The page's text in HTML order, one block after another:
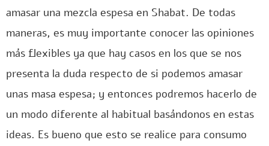
amasar una mezcla espesa en Shabat. De todas
maneras, es muy importante conocer las opiniones
más flexibles ya que hay casos en los que se nos
presenta la duda respecto de si podemos amasar
unas masa espesa; y entonces podremos hacerlo de
un modo diferente al habitual basándonos en estas
ideas. Es bueno que esto se realice para consumo